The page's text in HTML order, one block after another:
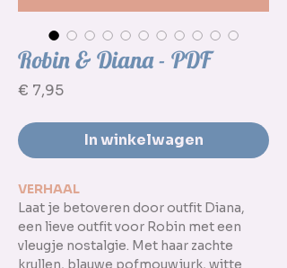
Robin & Diana - PDF
€ 7,95Prijs
In winkelwagen
VERHAAL
Laat je betoveren door outfit Diana,
een lieve outfit voor Robin met een
vleugje nostalgie. Met haar zachte
krullen, blauwe pofmouwjurk, witte